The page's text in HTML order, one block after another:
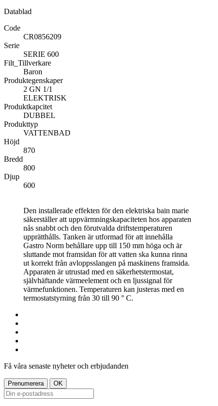
Datablad
Code
CR0856209
Serie
SERIE 600
Filt_Tillverkare
Baron
Produktegenskaper
2 GN 1/1
ELEKTRISK
Produktkapcitet
DUBBEL
Produkttyp
VATTENBAD
Höjd
870
Bredd
800
Djup
600
Den installerade effekten för den elektriska bain marie
säkerställer att uppvärmningskapaciteten hos apparaten
nås snabbt och den förutvalda driftstemperaturen
upprätthålls. Tanken är utformad för att innehålla
Gastro Norm behållare upp till 150 mm höga och är
sluttande mot framsidan för att vatten ska kunna rinna
ut korrekt från avloppsslangen på maskinens framsida.
Apparaten är utrustad med en säkerhetstermostat,
självhäftande värmeelement och en ljussignal för
värmefunktionen. Temperaturen kan justeras med en
termostatstyrning från 30 till 90 ° C.
Få våra senaste nyheter och erbjudanden